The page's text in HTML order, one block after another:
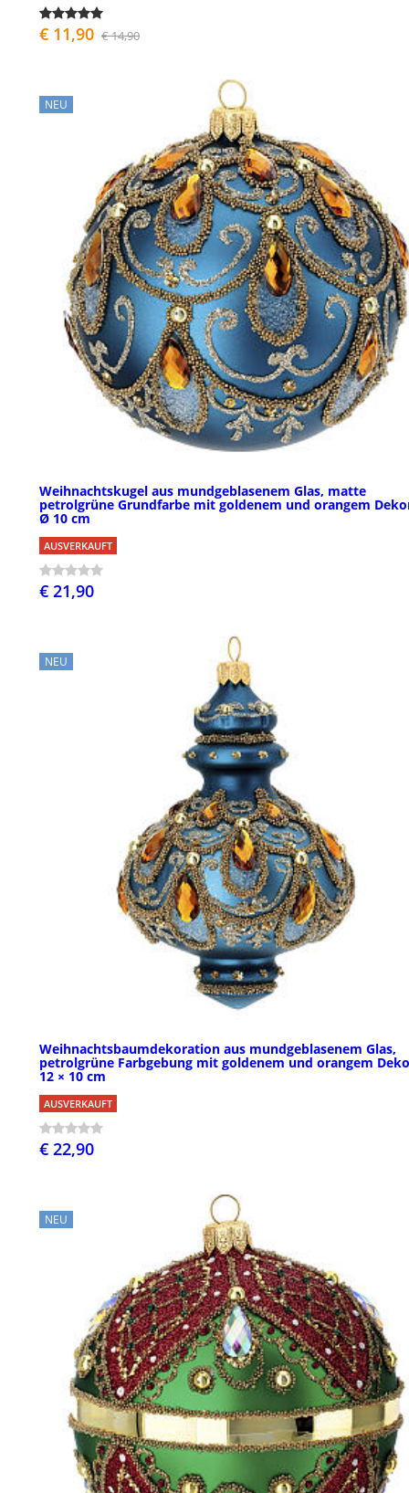
€ 11,90 € 14,90
NEU
Weihnachtskugel aus mundgeblasenem Glas, matte
petrolgrüne Grundfarbe mit goldenem und orangem
Ø 10 cm
AUSVERKAUFT
€ 21,90
NEU
Weihnachtsbaumdekoration aus mundgeblasenem Glas,
petrolgrüne Farbgebung mit goldenem und orangem
12 × 10 cm
AUSVERKAUFT
€ 22,90
NEU